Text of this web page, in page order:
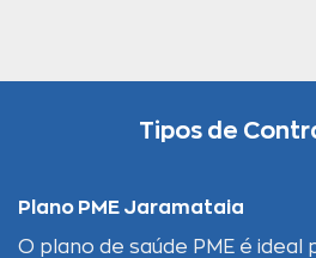
Tipos de
Plano PME Jaramataia
O plano de saúde PME é ideal